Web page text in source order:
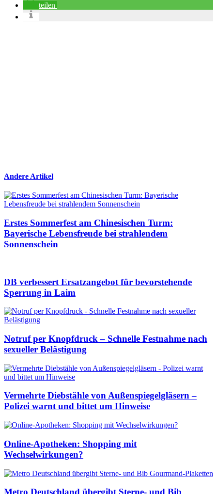
teilen
Andere Artikel
Erstes Sommerfest am Chinesischen Turm:
Bayerische Lebensfreude bei strahlendem
Sonnenschein
DB verbessert Ersatzangebot für bevorstehende
Sperrung in Laim
Notruf per Knopfdruck – Schnelle Festnahme nach
sexueller Belästigung
Vermehrte Diebstähle von Außenspiegelgläsern –
Polizei warnt und bittet um Hinweise
Online-Apotheken: Shopping mit
Wechselwirkungen?
Metro Deutschland übergibt Sterne- und Bib